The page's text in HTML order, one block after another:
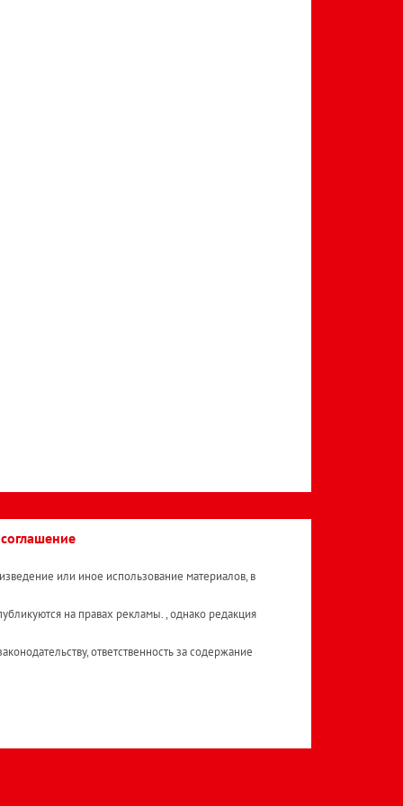
или иное использование материалов, в
на правах рекламы. , однако редакция
ответственность за содержание